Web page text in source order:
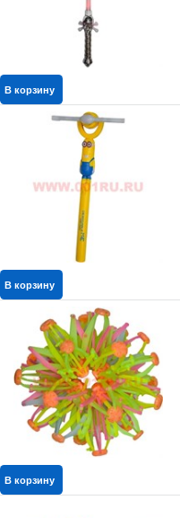
В корзину
В корзину
В корзину